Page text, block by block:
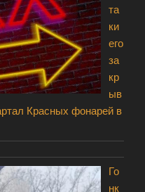
та
ки
его
за
кр
ыв
Красных фонарей в
Го
нк